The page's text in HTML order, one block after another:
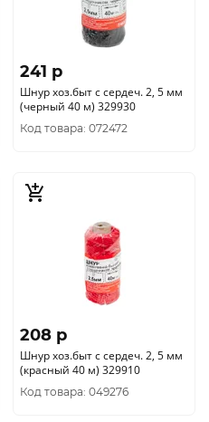
241 p
Шнур хоз.быт с сердеч. 2, 5 мм
(черный 40 м) 329930
Код товара: 072472
208 p
Шнур хоз.быт с сердеч. 2, 5 мм
(красный 40 м) 329910
Код товара: 049276